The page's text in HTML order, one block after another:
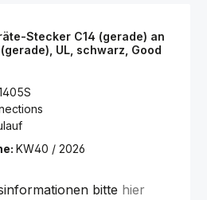
Stecker C14 (gerade) an
UL, schwarz, Good
KW40 / 2026
bitte hier